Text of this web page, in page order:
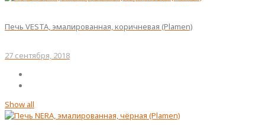
Печь VESTA, эмалированная, коричневая (Plamen)
27 сентября, 2018
Show all